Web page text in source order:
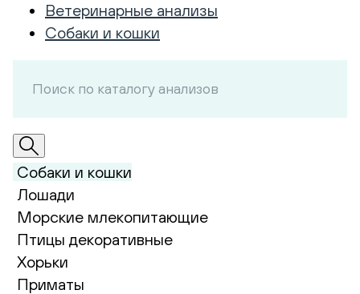
Ветеринарные анализы
Собаки и кошки
Собаки и кошки
Лошади
Морские млекопитающие
Птицы декоративные
Хорьки
Приматы